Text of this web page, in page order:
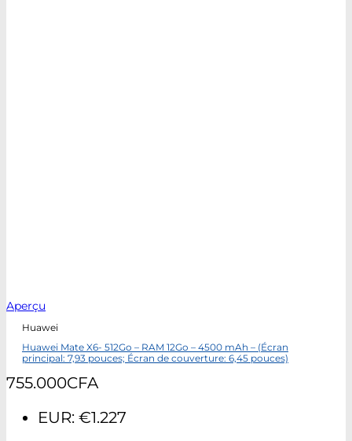
Aperçu
Huawei
Huawei Mate X6- 512Go – RAM 12Go – 4500 mAh – (Écran
principal: 7,93 pouces; Écran de couverture: 6,45 pouces)
755.000CFA
EUR: €1.227